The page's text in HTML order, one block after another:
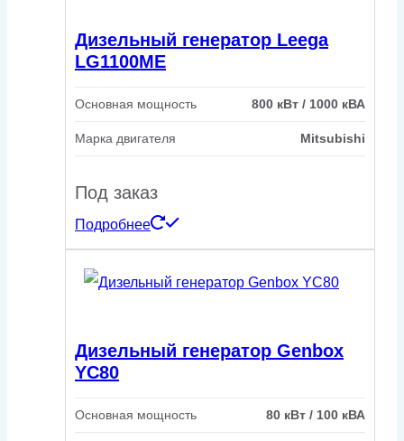
Дизельный генератор Leega
LG1100ME
Основная мощность 800 кВт / 1000 кВА
Марка двигателя Mitsubishi
Под заказ
Подробнее
Дизельный генератор Genbox
YC80
Основная мощность 80 кВт / 100 кВА